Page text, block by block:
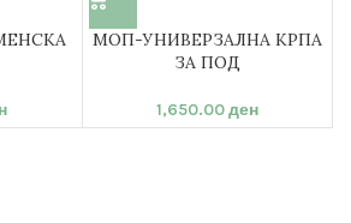
МОП-УНИВЕРЗАЛНА КРПА
ЗА ПОД
1,650.00ден